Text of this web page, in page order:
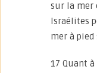
sur la mer
Israélites
mer à pied
17 Quant